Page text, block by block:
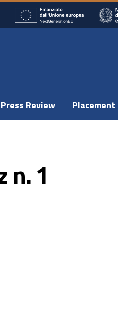
Press Review Placement
n. 1